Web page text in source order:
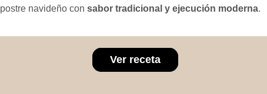
postre navideño con sabor tradicional y ejecución moderna.
Ver receta